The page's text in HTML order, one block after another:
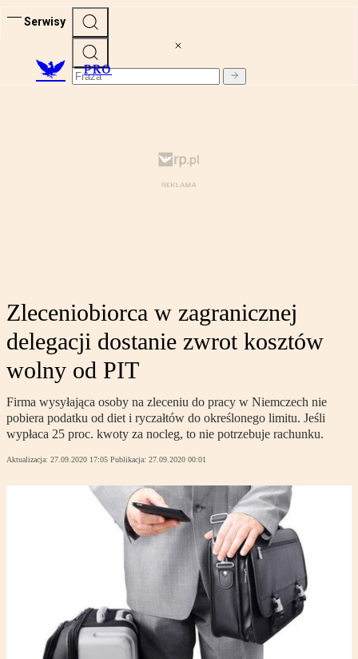
Serwisy
PRO
Zleceniobiorca w zagranicznej
delegacji dostanie zwrot kosztów
wolny od PIT
Firma wysyłająca osoby na zleceniu do pracy w Niemczech nie
pobiera podatku od diet i ryczałtów do określonego limitu. Jeśli
wypłaca 25 proc. kwoty za nocleg, to nie potrzebuje rachunku.
Aktualizacja: 27.09.2020 17:05 Publikacja: 27.09.2020 00:01